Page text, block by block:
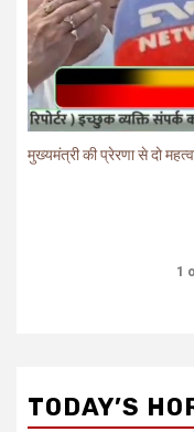
मुख्यमंत्री की प्रेरणा से दो
1
TODAY’S